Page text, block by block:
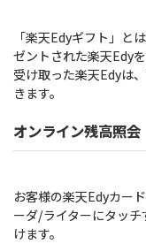
「楽天Edyギフト」と
ゼントされた楽天Edy
受け取った楽天Edyは
きます。
オンライン残高照会
お客様の楽天Edyカー
ーダ/ライターにタッ
けます。